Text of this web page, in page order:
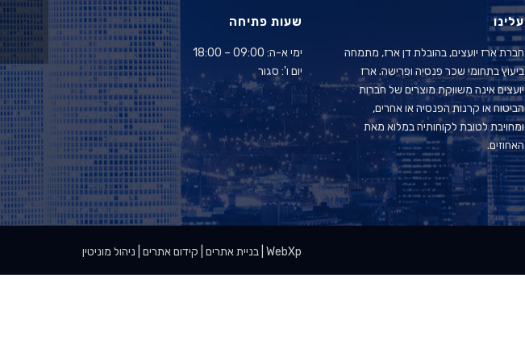
עלינו
חברת ארז יועצים, בהובלת דן ארז, מתמחה
ביעוץ בתחומי שכר פנסיה ופרישה. ארז
יועצים אינה משווקת מוצרים של חברות
הביטוח או קרנות הפנסיה או אחרים,
ומחויבת לטובת לקוחותיה במלוא מאת
האחוזים.
שעות פתיחה
ימי א-ה: 09:00 – 18:00
יום ו': סגור
בניית אתרים | קידום אתרים | ניהול מוניטין | WebXp